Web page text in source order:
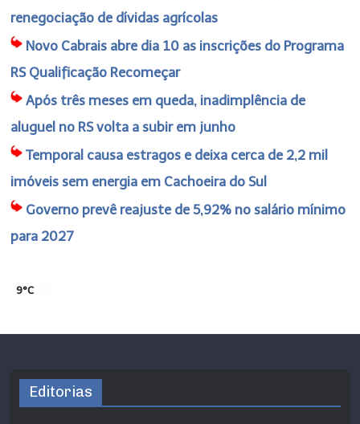
renegociação de dívidas agrícolas
Novo Cabrais abre dia 10 as inscrições do Programa
RS Qualificação Recomeçar
Após três meses em queda, inadimplência de
aluguel no RS volta a subir em junho
Temporal causa estragos e deixa cerca de 2,2 mil
imóveis sem energia em Cachoeira do Sul
Governo prevê reajuste de 5,92% no salário mínimo
para 2027
9°C
Editorias